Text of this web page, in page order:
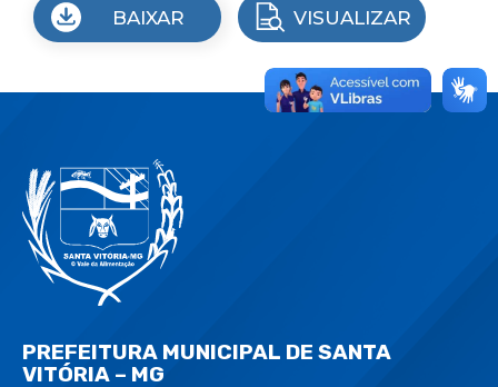
BAIXAR VISUALIZAR
PREFEITURA MUNICIPAL DE SANTA
VITÓRIA – MG